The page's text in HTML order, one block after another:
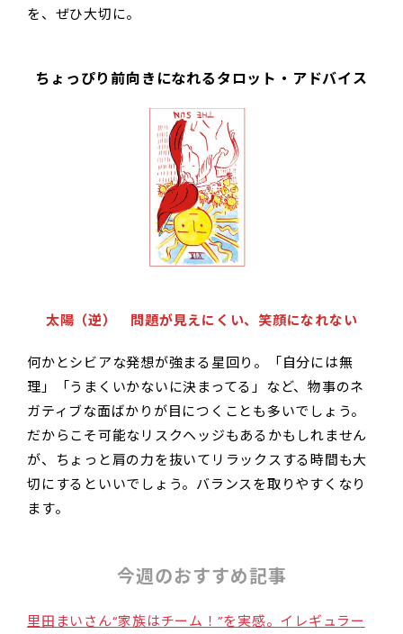
を、ぜひ大切に。
ちょっぴり前向きになれるタロット・アドバイス
太陽（逆） 問題が見えにくい、笑顔になれない
何かとシビアな発想が強まる星回り。「自分には無
理」「うまくいかないに決まってる」など、物事のネ
ガティブな面ばかりが目につくことも多いでしょう。
だからこそ可能なリスクヘッジもあるかもしれません
が、ちょっと肩の力を抜いてリラックスする時間も大
切にするといいでしょう。バランスを取りやすくなり
ます。
今週のおすすめ記事
里田まいさん“家族はチーム！”を実感。イレギュラー